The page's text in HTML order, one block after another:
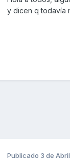
y dicen q todavía
Publicado 3 de